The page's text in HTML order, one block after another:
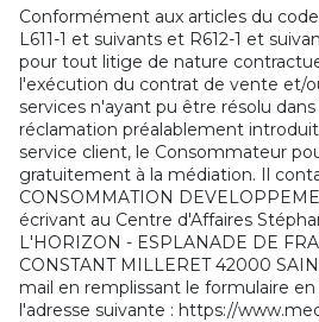
Conformément aux articles du
L611-1 et suivants et R612-1 et
pour tout litige de nature
l'exécution du contrat de vente et/
services n'ayant pu être résolu
réclamation préalablement
service client, le Consommateur
gratuitement à la médiation. Il
CONSOMMATION
écrivant au Centre d'Affaires
L'HORIZON - ESPLANADE DE
CONSTANT MILLERET 42000
mail en remplissant le formulaire
l'adresse suivante : https://